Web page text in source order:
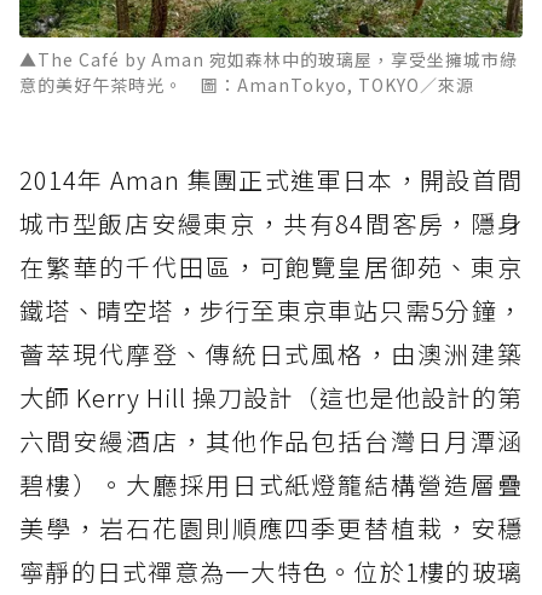
▲The Café by Aman 宛如森林中的玻璃屋，享受坐擁城市綠
意的美好午茶時光。 圖：AmanTokyo, TOKYO／來源
2014年 Aman 集團正式進軍日本，開設首間
城市型飯店安縵東京，共有84間客房，隱身
在繁華的千代田區，可飽覽皇居御苑、東京
鐵塔、晴空塔，步行至東京車站只需5分鐘，
薈萃現代摩登、傳統日式風格，由澳洲建築
大師 Kerry Hill 操刀設計（這也是他設計的第
六間安縵酒店，其他作品包括台灣日月潭涵
碧樓）。大廳採用日式紙燈籠結構營造層疊
美學，岩石花園則順應四季更替植栽，安穩
寧靜的日式禪意為一大特色。位於1樓的玻璃